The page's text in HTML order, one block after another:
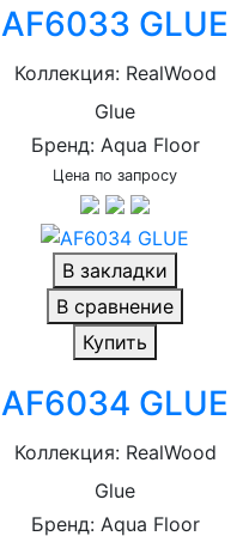
AF6033 GLUE
Коллекция: RealWood
Glue
Бренд: Aqua Floor
Цена по запросу
В закладки
В сравнение
Купить
AF6034 GLUE
Коллекция: RealWood
Glue
Бренд: Aqua Floor